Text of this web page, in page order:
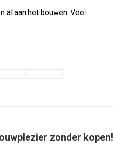
al aan het bouwen. Veel
zonder kopen!